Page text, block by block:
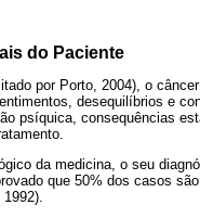
do Paciente
por Porto, 2004), o
desequilíbrios e
psíquica, consequências
da medicina, o seu
que 50% dos casos
1992).